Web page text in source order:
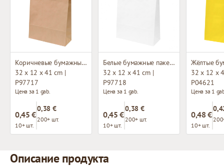
Коричневые бумажные пакеты с плетёными ручками
32 x 12 x 41 cm |
P97717
Цена за 1 gab.
0,45 €
10+ шт.
0,38 €
200+ шт.
Белые бумажные пакеты с плетёными ручками
32 x 12 x 41 cm |
P97718
Цена за 1 gab.
0,45 €
10+ шт.
0,38 €
200+ шт.
32 x 12 x
P04621
Цена за 1
0,48 €
10+ шт.
Описание продукта